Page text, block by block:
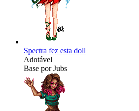
Spectra fez esta doll
Adotável
Base por Jubs